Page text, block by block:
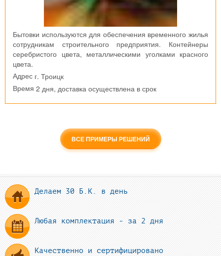
Бытовки используются для обеспечения временного жилья
сотрудникам строительного предприятия. Контейнеры
серебристого цвета, металлическими уголками красного
цвета.
Адрес г. Троицк
Время 2 дня, доставка осуществлена в срок
ВСЕ ПРИМЕРЫ РЕШЕНИЙ
Делаем 30 Б.К. в день
Любая комплектация - за 2 дня
Качественно и сертифицировано